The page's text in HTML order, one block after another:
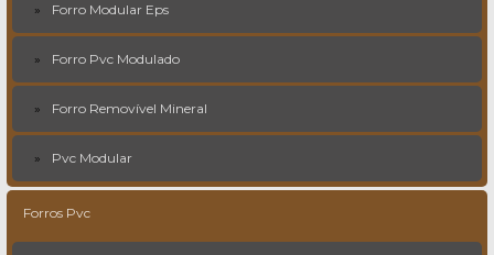
Forro Modular Eps
Forro Pvc Modulado
Forro Removível Mineral
Pvc Modular
Forros Pvc